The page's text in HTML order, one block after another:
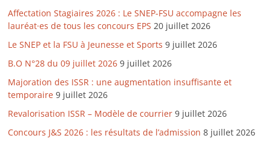
Affectation Stagiaires 2026 : Le SNEP-FSU accompagne les
lauréat·es de tous les concours EPS 20 juillet 2026
Le SNEP et la FSU à Jeunesse et Sports 9 juillet 2026
B.O N°28 du 09 juillet 2026 9 juillet 2026
Majoration des ISSR : une augmentation insuffisante et
temporaire 9 juillet 2026
Revalorisation ISSR – Modèle de courrier 9 juillet 2026
Concours J&S 2026 : les résultats de l’admission 8 juillet 2026